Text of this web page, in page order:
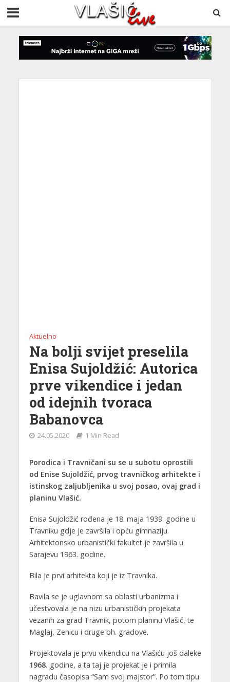
Aktuelno
Na bolji svijet preselila
Enisa Sujoldžić: Autorica
prve vikendice i jedan
od idejnih tvoraca
Babanovca
24.05.2020 1 Min Read
Porodica i Travničani su se u subotu oprostili
od Enise Sujoldžić, prvog travničkog arhitekte i
istinskog zaljubljenika u svoj posao, ovaj grad i
planinu Vlašić.
Enisa Sujoldžić rođena je 18. maja 1939. godine u
Travniku gdje je završila i opću gimnaziju.
Arhitektonsko urbanistički fakultet je završila u
Sarajevu 1963. godine.
Bila je prvi arhitekta koji je iz Travnika.
Bavila se je uglavnom sa oblasti urbanizma i
učestvovala je na nizu urbanističkih projekata
vezanih za grad Travnik, potom planinu Vlašić, te
Maglaj, Zenicu i druge bh. gradove.
Projektovala je prvu vikendicu na Vlašiću još daleke
1968. godine, a ta taj je projekat je i primila
nagradu časopisa “Sam svoj majstor”. Po tom tipu